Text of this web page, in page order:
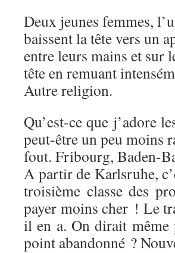
Deux jeunes femmes,
baissent la tête vers un
entre leurs mains et sur
tête en remuant
Autre religion.
Qu’est-ce que j’adore
peut-être un peu moins
fout. Fribourg, Baden-
A partir de Karlsruhe,
troisième classe des
payer moins cher ! Le
il en a. On dirait même
point abandonné ?